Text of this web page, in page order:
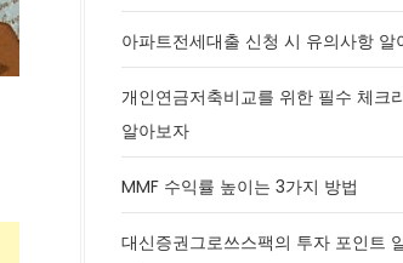
아파트전세대출 신청 시 유의사항 알
개인연금저축비교를 위한 필수 체크
알아보자
MMF 수익률 높이는 3가지 방법
대신증권그로쓰스팩의 투자 포인트